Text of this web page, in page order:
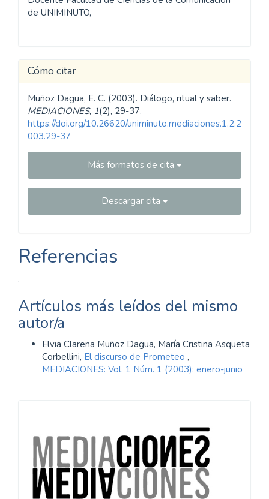
de UNIMINUTO,
Cómo citar
Muñoz Dagua, E. C. (2003). Diálogo, ritual y saber.
MEDIACIONES, 1(2), 29-37.
https://doi.org/10.26620/uniminuto.mediaciones.1.2.2
003.29-37
Más formatos de cita
Descargar cita
Referencias
.
Artículos más leídos del mismo
autor/a
Elvia Clarena Muñoz Dagua, María Cristina Asqueta
Corbellini, El discurso de Prometeo ,
MEDIACIONES: Vol. 1 Núm. 1 (2003): enero-junio